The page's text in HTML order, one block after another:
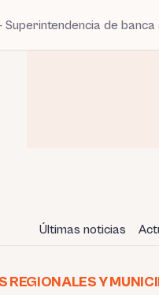
Superintendencia de
Últimas noticias
REGIONALES Y